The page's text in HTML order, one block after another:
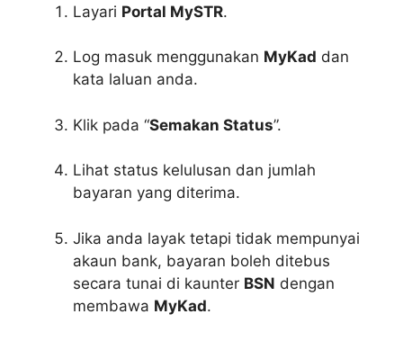
Layari Portal MySTR.
Log masuk menggunakan MyKad dan
kata laluan anda.
Klik pada “Semakan Status”.
Lihat status kelulusan dan jumlah
bayaran yang diterima.
Jika anda layak tetapi tidak mempunyai
akaun bank, bayaran boleh ditebus
secara tunai di kaunter BSN dengan
membawa MyKad.